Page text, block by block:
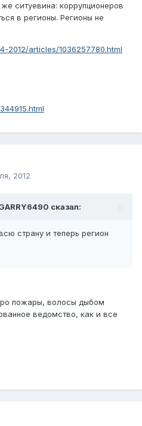
ситуевина: коррупционеров
в регионы. Регионы не
2012/articles/1036257780.html
2012
сказал:
страну и теперь регион
пожары, волосы дыбом
ведомство, как и все